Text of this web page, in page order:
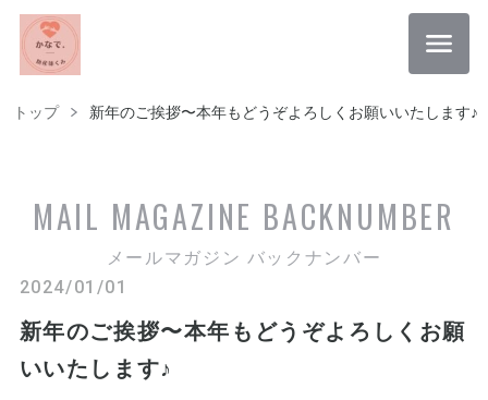
トップ 新年のご挨拶〜本年もどうぞよろしくお願いいたします♪
MAIL MAGAZINE BACKNUMBER
メールマガジン バックナンバー
2024/01/01
新年のご挨拶〜本年もどうぞよろしくお願
いいたします♪